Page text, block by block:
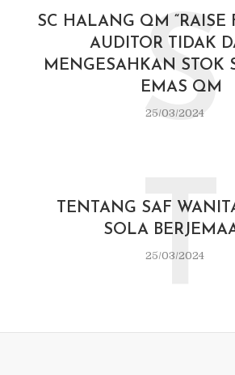
SC HALANG QM “RAISE
AUDITOR TIDAK
MENGESAHKAN STOK
EMAS QM
25/03/2024
S
TENTANG SAF
SOLA
25/03/2024
T